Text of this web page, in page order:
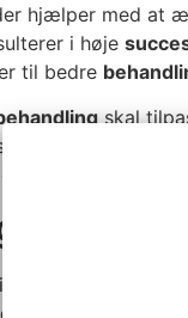
hjælper med at
i høje
til bedre
skal
Anonyme
psykologisk
deres